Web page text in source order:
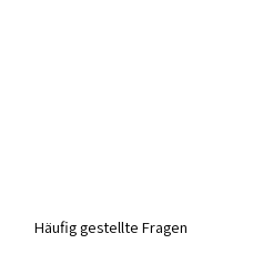
Häufig gestellte Fragen